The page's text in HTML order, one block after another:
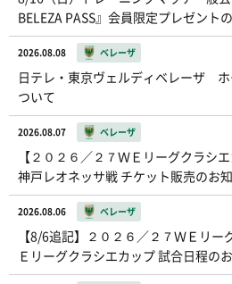
BELEZA PASS』会員限定プレゼント
2026.08.08 ベレーザ
日テレ・東京ヴェルディベレーザ
ついて
2026.08.07 ベレーザ
【２０２６／２７ＷＥリーグクラシ
神戸レオネッサ戦 チケット販売のお
2026.08.06 ベレーザ
【8/6追記】２０２６／２７ＷＥリ
Ｅリーグクラシエカップ 試合日程の